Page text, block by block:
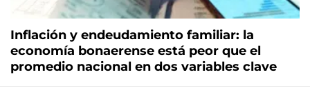
Inflación y endeudamiento familiar: la
economía bonaerense está peor que el
promedio nacional en dos variables clave